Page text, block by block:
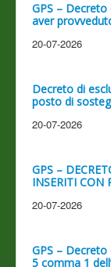
GPS –
aver
20-07-2026
Decreto di
posto di
20-07-2026
GPS –
INSERITI CON
20-07-2026
GPS – Decreto
5 comma 1